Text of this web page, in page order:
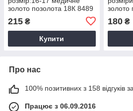
золото позолота 18К 8489
215 ₴
Купити
золото
180₴
Про нас
100% позитивних з 158 відгуків
Працює з 06.09.2016